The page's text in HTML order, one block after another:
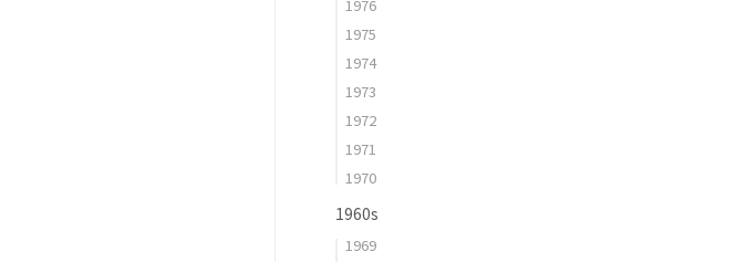
1976
1975
1974
1973
1972
1971
1970
1960s
1969